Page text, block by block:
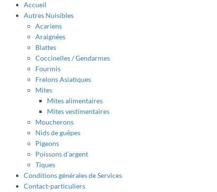
Accueil
Autres Nuisibles
Acariens
Araignées
Blattes
Coccinelles / Gendarmes
Fourmis
Frelons Asiatiques
Mites
Mites alimentaires
Mites vestimentaires
Moucherons
Nids de guêpes
Pigeons
Poissons d’argent
Tiques
Conditions générales de Services
Contact-particuliers